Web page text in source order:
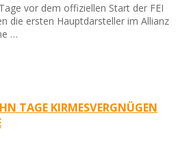
vor dem offiziellen Start der FEI
die ersten Hauptdarsteller im Allianz
…
TAGE KIRMESVERGNÜGEN